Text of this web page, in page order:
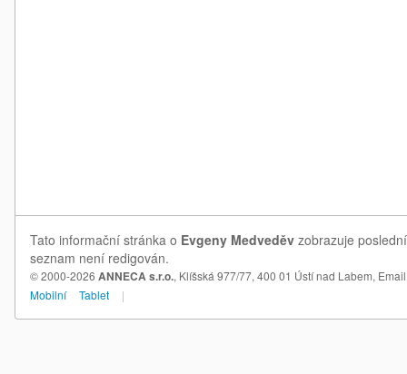
Tato informační stránka o Evgeny Medveděv zobrazuje
seznam není redigován.
© 2000-2026 ANNECA s.r.o., Klíšská 977/77, 400 01 Ústí nad Labem,
Mobilní
Tablet |